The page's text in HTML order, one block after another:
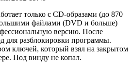
только с CD-образами (до 870
файлами (DVD и больше)
версию. После
для разблокировки программы.
ключей, который взял на закрытом
Под винду не копал.